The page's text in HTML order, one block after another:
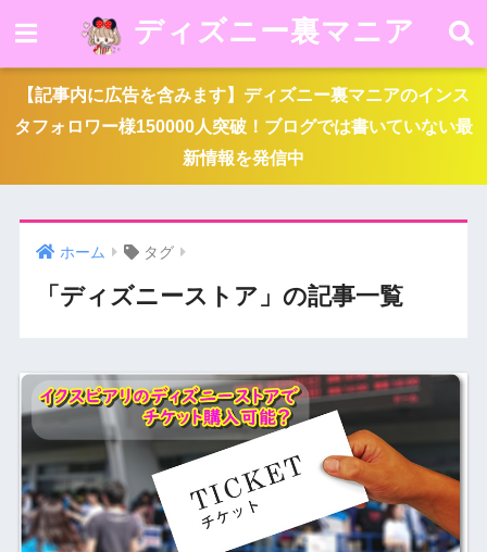
ディズニー裏マニア
【記事内に広告を含みます】ディズニー裏マニアのインス
タフォロワー様150000人突破！ブログでは書いていない最
新情報を発信中
ホーム タグ
「ディズニーストア」の記事一覧